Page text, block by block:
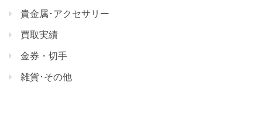
貴金属･アクセサリー
買取実績
金券・切手
雑貨･その他